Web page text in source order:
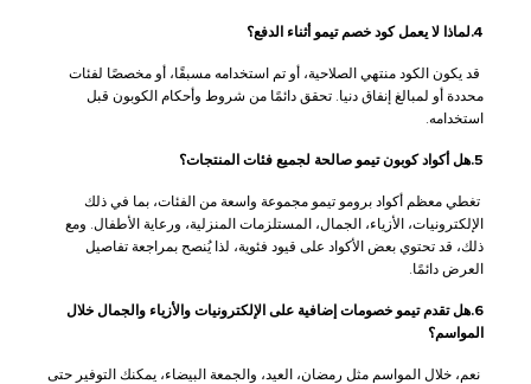
4.لماذا لا يعمل كود خصم تيمو أثناء الدفع؟
قد يكون الكود منتهي الصلاحية، أو تم استخدامه مسبقًا، أو مخصصًا لفئات
محددة أو لمبالغ إنفاق دنيا. تحقق دائمًا من شروط وأحكام الكوبون قبل
استخدامه.
5.هل أكواد كوبون تيمو صالحة لجميع فئات المنتجات؟
تغطي معظم أكواد برومو تيمو مجموعة واسعة من الفئات، بما في ذلك
الإلكترونيات، الأزياء، الجمال، المستلزمات المنزلية، ورعاية الأطفال. ومع
ذلك، قد تحتوي بعض الأكواد على قيود فئوية، لذا يُنصح بمراجعة تفاصيل
العرض دائمًا.
6.هل تقدم تيمو خصومات إضافية على الإلكترونيات والأزياء والجمال خلال
المواسم؟
نعم، خلال المواسم مثل رمضان، العيد، والجمعة البيضاء، يمكنك التوفير حتى